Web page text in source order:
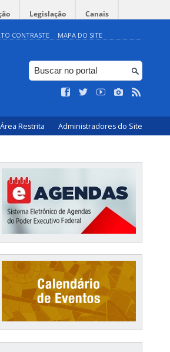
Legislação Canais
CONTRASTE MAPA DO SITE
Área Restrita Administradores do Site